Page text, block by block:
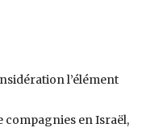
l’élément
compagnies en Israël,